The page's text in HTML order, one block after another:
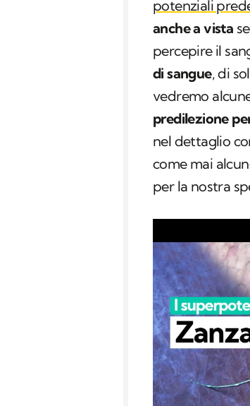
potenziali
anche a vista
percepire il
di sangue, di
vedremo
predilezione
nel dettaglio
come mai
per la nostra